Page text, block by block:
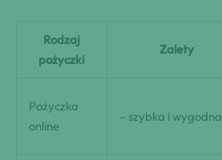
Rodzaj
pożyczki
Zalety
Pożyczka
online
– szybka i wygodna